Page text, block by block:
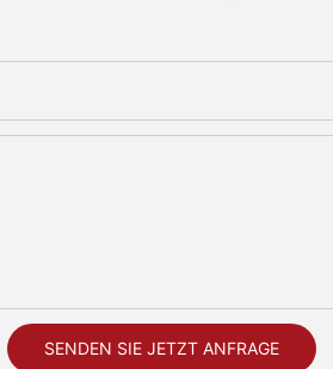
SENDEN SIE JETZT ANFRAGE